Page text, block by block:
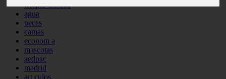
terapia asistida
agua
peces
camas
econom a
mascotas
aedpac
madrid
art culos